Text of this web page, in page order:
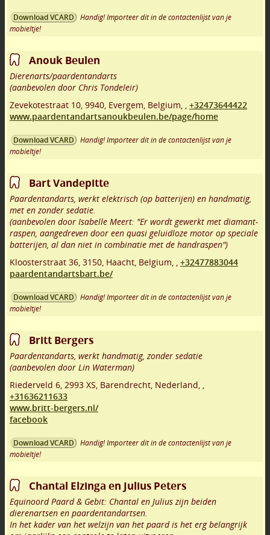
Download VCARD
Handig! Importeer dit in de contactenlijst van je
mobieltje!
Anouk Beulen
Dierenarts/paardentandarts
(aanbevolen door Chris Tondeleir)
Zevekotestraat 10 9940 Evergem Belgium,
+32473644422
www.paardentandartsanoukbeulen.be/page/home
Download VCARD
Handig! Importeer dit in de contactenlijst van je
mobieltje!
Bart Vandepitte
Paardentandarts, werkt elektrisch (op batterijen) en handmatig,
met en zonder sedatie.
(aanbevolen door Isabelle Meert: "Er wordt gewerkt met diamant-
raspen, aangedreven door een quasi geluidloze motor op speciale
batterijen, al dan niet in combinatie met de handraspen")
Kloosterstraat 36 3150 Haacht Belgium,
+32477883044
paardentandartsbart.be/
Download VCARD
Handig! Importeer dit in de contactenlijst van je
mobieltje!
Britt Bergers
Paardentandarts, werkt handmatig, zonder sedatie
(aanbevolen door Lin Waterman)
Riederveld 6 2993 XS Barendrecht Nederland,
+31636211633
www.britt-bergers.nl/
facebook
Download VCARD
Handig! Importeer dit in de contactenlijst van je
mobieltje!
Chantal Elzinga en Julius Peters
Equinoord Paard & Gebit: Chantal en Julius zijn beiden
dierenartsen en paardentandartsen.
In het kader van het welzijn van het paard is het erg belangrijk